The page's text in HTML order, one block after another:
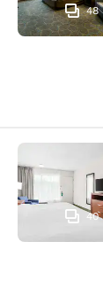
48
Quality
40